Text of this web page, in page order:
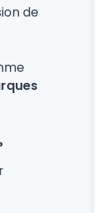
de